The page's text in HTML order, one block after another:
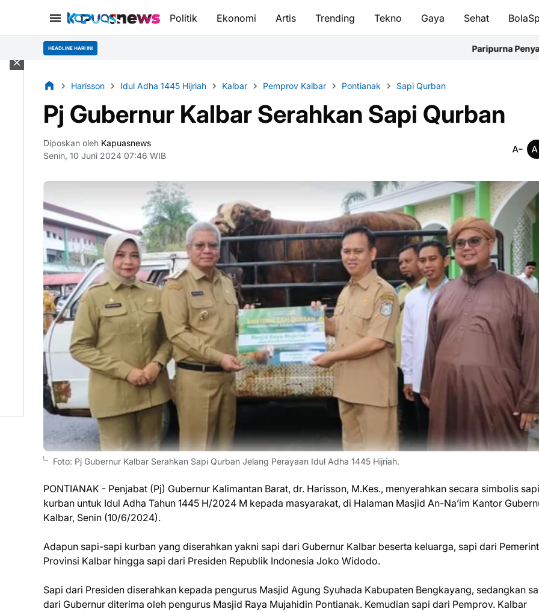
Politik Ekonomi Artis Trending Tekno Gaya Sehat
HEADLINE HARI INI Paripurna Penyampaian Nota
Harisson Idul Adha 1445 Hijriah Kalbar Pemprov Kalbar Pontianak Sapi Qurban
Pj Gubernur Kalbar Serahkan Sapi Qurban
Diposkan oleh Kapuasnews
Senin, 10 Juni 2024 07:46 WIB
Foto: Pj Gubernur Kalbar Serahkan Sapi Qurban Jelang Perayaan Idul Adha 1445 Hijriah.
PONTIANAK - Penjabat (Pj) Gubernur Kalimantan Barat, dr. Harisson, M.Kes., menyerahkan secara simbolis sapi
kurban untuk Idul Adha Tahun 1445 H/2024 M kepada masyarakat, di Halaman Masjid An-Na’im Kantor
Kalbar, Senin (10/6/2024).
Adapun sapi-sapi kurban yang diserahkan yakni sapi dari Gubernur Kalbar beserta keluarga, sapi dari
Provinsi Kalbar hingga sapi dari Presiden Republik Indonesia Joko Widodo.
Sapi dari Presiden diserahkan kepada pengurus Masjid Agung Syuhada Kabupaten Bengkayang, sedangkan
dari Gubernur diterima oleh pengurus Masjid Raya Mujahidin Pontianak. Kemudian sapi dari Pemprov. Kalbar